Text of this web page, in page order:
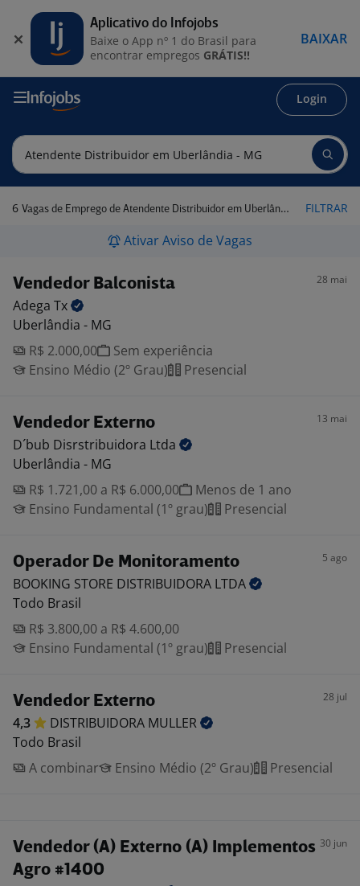
Login
6 Vagas de Emprego de Atendente Distribuidor em Uberlândia - MG FILTRAR
Ativar Aviso de Vagas
Vendedor Balconista 28 mai
Adega Tx
Uberlândia - MG
R$ 2.000,00
Sem experiência
Ensino Médio (2º Grau)
Presencial
Vendedor Externo 13 mai
D´bub Disrstribuidora Ltda
Uberlândia - MG
R$ 1.721,00 a R$ 6.000,00
Menos de 1 ano
Ensino Fundamental (1º grau)
Presencial
Operador De Monitoramento 5 ago
BOOKING STORE DISTRIBUIDORA LTDA
Todo Brasil
R$ 3.800,00 a R$ 4.600,00
Ensino Fundamental (1º grau)
Presencial
Vendedor Externo 28 jul
4,3 DISTRIBUIDORA MULLER
Todo Brasil
A combinar
Ensino Médio (2º Grau) Presencial
Vendedor (A) Externo (A) Implementos
Agro #1400
30 jun
Aplicativo do Infojobs
Baixe o App nº 1 do Brasil para
encontrar empregos GRÁTIS!!
BAIXAR